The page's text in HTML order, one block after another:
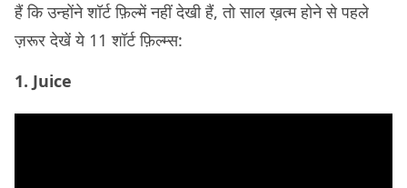
हैं कि उन्होंने शॉर्ट फ़िल्में नहीं देखी हैं, तो साल ख़त्म होने से पहले
ज़रूर देखें ये 11 शॉर्ट फ़िल्म्स:
1. Juice